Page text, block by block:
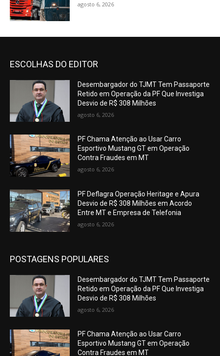
agosto 6, 2026
ESCOLHAS DO EDITOR
Desembargador do TJMT Tem Passaporte
Retido em Operação da PF Que Investiga
Desvio de R$ 308 Milhões
agosto 6, 2026
PF Chama Atenção ao Usar Carro
Esportivo Mustang GT em Operação
Contra Fraudes em MT
agosto 6, 2026
PF Deflagra Operação Heritage e Apura
Desvio de R$ 308 Milhões em Acordo
Entre MT e Empresa de Telefonia
agosto 6, 2026
POSTAGENS POPULARES
Desembargador do TJMT Tem Passaporte
Retido em Operação da PF Que Investiga
Desvio de R$ 308 Milhões
agosto 6, 2026
PF Chama Atenção ao Usar Carro
Esportivo Mustang GT em Operação
Contra Fraudes em MT